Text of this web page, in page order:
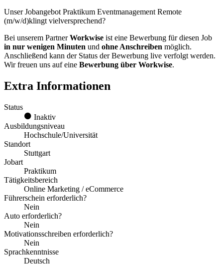
Unser Jobangebot Praktikum Eventmanagement Remote
(m/w/d)klingt vielversprechend?
Bei unserem PartnerWorkwise ist eine Bewerbung für diesen Job
in nur wenigen Minuten und ohne Anschreiben möglich.
Anschließend kann der Status der Bewerbung live verfolgt werden.
Wir freuen uns auf eine Bewerbung über Workwise.
Extra Informationen
Status
Inaktiv
Ausbildungsniveau
Hochschule/Universität
Standort
Stuttgart
Jobart
Praktikum
Tätigkeitsbereich
Online Marketing / eCommerce
Führerschein erforderlich?
Nein
Auto erforderlich?
Nein
Motivationsschreiben erforderlich?
Nein
Sprachkenntnisse
Deutsch